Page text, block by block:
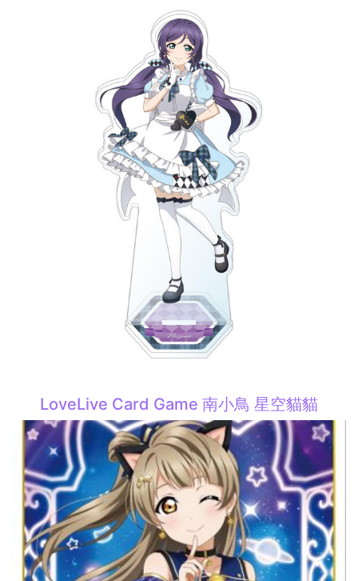
LoveLive Card Game 南小鳥 星空貓貓